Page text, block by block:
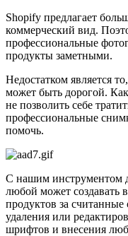
Shopify предлагает
коммерческий вид.
профессиональные
продукты заметными.
Недостатком является
может быть дорогой.
не позволить себе
профессиональные
помочь.
С нашим инструментом
любой может создавать
продуктов за
удаления или
шрифтов и внесения